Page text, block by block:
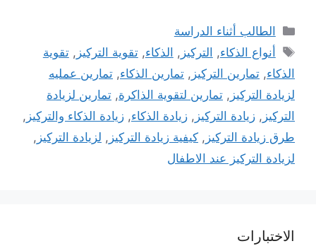
التصنيفات
الطالب أثناء الدراسة
الوسوم
أنواع الذكاء, التركيز , الذكاء,تقوية التركيز ,تقوية
الذكاء, تمارين التركيز , تمارين الذكاء, تمارين عمليه
لزيادة التركيز , تمارين لتقوية الذاكرة, تمارين لزيادة
التركيز , زيادة التركيز , زيادة الذكاء, زيادة الذكاء والتركيز ,
طرق زيادة التركيز , كيفية زيادة التركيز , لزيادة التركيز ,
لزيادة التركيز عند الاطفال
الاختبارات